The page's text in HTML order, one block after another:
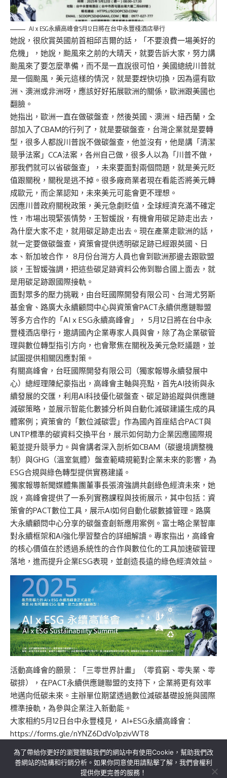
AI x ESG永續高峰會5月12日將在台中永豐棧酒店舉行
她說，很欣賞英國前首相邱吉爾的話，「不要浪費一場美好的
危機」，她說，颱風來之前的大晴天，就要告訴大家，努力講
颱風來了要怎麼準備，而不是一直說很可怕，美國總統川普就
是一個颱風，美元這樣的情況，就是要趕快切換，因為還有歐
洲、澳洲或非洲呀，應該好好拓展歐洲的關係，歐洲跟美國也
翻臉。
她指出，歐洲一直在做碳盤查，然後英國、澳洲、紐西蘭，全
部加入了CBAM的行列了，就是要碳盤查，台灣企業就是要轉
型，很多人都說川普說不做碳盤查，他並沒有，他是講「清潔
競爭法案」CCA法案，各州自己做，很多人以為「川普不做，
那我們就可以省碳盤查」，未來要面對兩個問題，就是美元貶
值跟關稅，關稅是逃不掉。很多廠商業者現在看能否將美元轉
成歐元，而企業認知，未來美元可能會更不理想。
因應川普政府關稅政策，美元急劇貶值，全球經濟充滿不確定
性，市場出現緊張情勢，王智媛說，有機會用碳足跡走出去，
為什麼大家不走，就用碳足跡走出去。現在產業走歐洲的話，
就一定要做碳盤查，資策會提供透明碳足跡已經跟英國、日
本、新加坡合作， 8月份台灣方人員也會到歐洲那邊去跟歐盟
談，王智媛強調，把這些碳足跡資料公佈到聯合國上面去，就
是用碳足跡跟國際接軌。
面對眾多的壓力挑戰，由台旺國際開發有限公司、台灣尤努斯
基金會、路廣大永續顧問中心與資策會PACT永續供應鏈聯盟
等多方合作的「AI x ESG永續高峰會」， 5月12日將在台中永
豐棧酒店舉行，邀請國內企業專家人員與會，除了為企業碳管
理與數位轉型指引方向，也會聚焦在關稅及美元急貶議題，並
試圖提供相關因應對策。
有關高峰會，台旺國際開發有限公司（獨家報導永續發展中
心）總經理陳紀豪指出，高峰會主軸與亮點，首先AI技術與永
續發展的交匯，利用AI科技優化碳盤查、碳足跡追蹤與供應鏈
減碳策略，並展示智能化數據分析與自動化減碳建議生成的具
體案例；資策會的「數位減碳雲」作為國內首座結合PACT與
UNTP標準的碳資料交換平台，展示如何助力企業因應國際規
範並提升競爭力。與會講者深入剖析如CBAM（碳邊境調整機
制）與GHG（溫室氣體）盤查範疇規範對企業未來的影響，為
ESG合規與綠色轉型提供實務建議。
獨家報導新聞媒體集團董事長張淯強調共創綠色經濟未來，她
說，高峰會提供了一系列實務課程與技術展示，其中包括：資
策會的PACT數位工具，展示AI如何自動化碳數據管理。路廣
大永續顧問中心分享的碳盤查創新應用案例。富士略企業智庫
對永續框架和AI強化學習整合的詳細解讀。專家指出，高峰會
的核心價值在於透過系統性的合作與數位化的工具加速碳管理
落地，進而提升企業ESG表現，並創造長遠的綠色經濟效益。
活動高峰會的願景：「三零世界計畫」（零貧窮、零失業、零
碳排），在PACT永續供應鏈聯盟的支持下，企業將更有效率
地邁向低碳未來。主辦單位期望透過數位減碳基礎設施與國際
標準接軌，為參與企業注入新動能。
大家相約5月12日台中永豐棧見， AI+ESG永續高峰會：
https://forms.gle/nYNZ6DdVo1pzivWT8
關於我們 隱私權政策 聯絡我們
為了帶給你更好的瀏覽體驗我們的網站中有使用Cookie，幫助我們改
善網站的結構和行銷分析。如果你同意使用請點擊了解，我們會權利
提供你更完善的服務！